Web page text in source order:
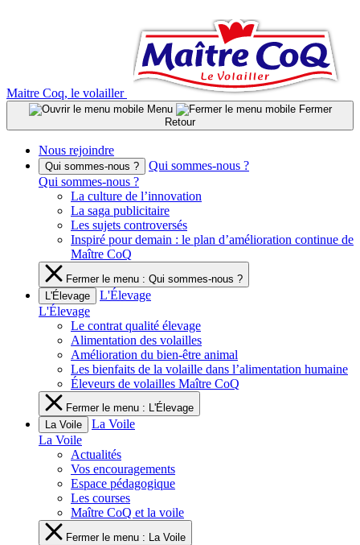
Maitre Coq, le volailler
Menu
Fermer
Retour
Nous rejoindre
Qui sommes-nous ?
Qui sommes-nous ?
Qui sommes-nous ?
La culture de l’innovation
La saga publicitaire
Les sujets controversés
Inspiré pour demain : le plan d’amélioration continue de
Maître CoQ
Fermer le menu : Qui sommes-nous ?
L'Élevage
L'Élevage
L'Élevage
Le contrat qualité élevage
Alimentation des volailles
Amélioration du bien-être animal
Les bienfaits de la volaille dans l’alimentation humaine
Éleveurs de volailles Maître CoQ
Fermer le menu : L'Élevage
La Voile
La Voile
La Voile
Actualités
Vos encouragements
Espace pédagogique
Les courses
Maître CoQ et la voile
Fermer le menu : La Voile